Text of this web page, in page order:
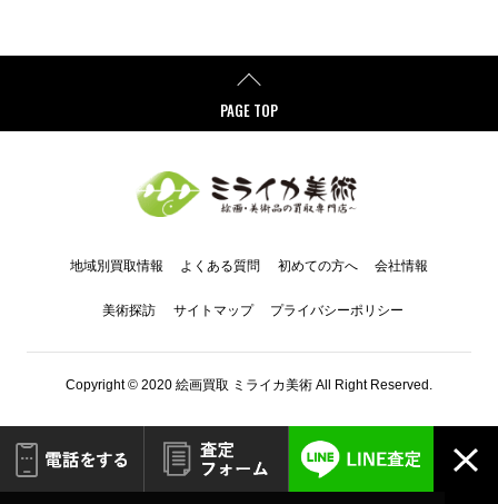
PAGE TOP
地域別買取情報 よくある質問 初めての方へ 会社情報
美術探訪 サイトマップ プライバシーポリシー
Copyright © 2020 絵画買取 ミライカ美術 All Right Reserved.